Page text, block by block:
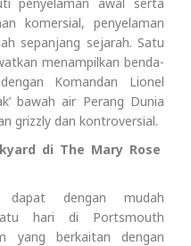
komersial, penyelaman
sepanjang sejarah. Satu
menampilkan benda-
Komandan Lionel
bawah air Perang Dunia
grizzly dan kontroversial.
di The Mary Rose
dengan mudah
hari di Portsmouth
yang berkaitan dengan